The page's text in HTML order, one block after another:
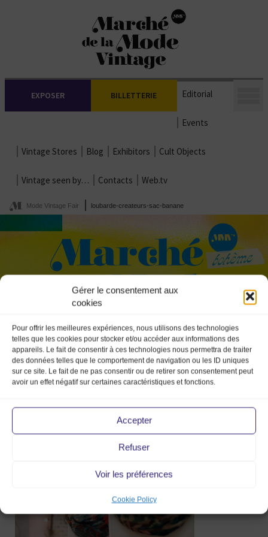
Gérer le consentement aux
cookies
Pour offrir les meilleures expériences, nous utilisons des technologies
telles que les cookies pour stocker et/ou accéder aux informations des
appareils. Le fait de consentir à ces technologies nous permettra de traiter
des données telles que le comportement de navigation ou les ID uniques
sur ce site. Le fait de ne pas consentir ou de retirer son consentement peut
avoir un effet négatif sur certaines caractéristiques et fonctions.
Accepter
Refuser
Voir les préférences
Cookie Policy
EXPOSER BILLETTERIE Editorial
Events
Vintage Stores Blog Exhibitors Cult Objects
Vintage seen by… Contacts Web.tv
Mode Vintage Fair loubarde-createurs-sac-banane
loubarde-createurs-sac-banane